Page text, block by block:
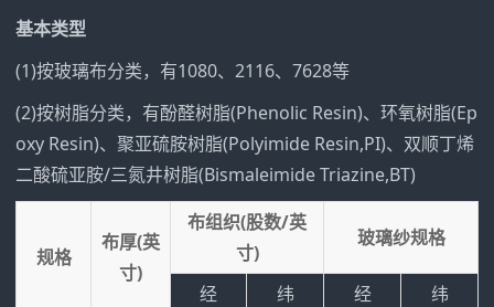
基本类型
(1)按玻璃布分类，有1080、2116、7628等
(2)按树脂分类，有酚醛树脂(Phenolic Resin)、环氧树脂(Ep
oxy Resin)、聚亚硫胺树脂(Polyimide Resin,PI)、双顺丁烯
二酸硫亚胺/三氮井树脂(Bismaleimide Triazine,BT)
规格
布厚(英
寸)
布组织(股数/英
寸)
玻璃纱规格
经 纬 经 纬